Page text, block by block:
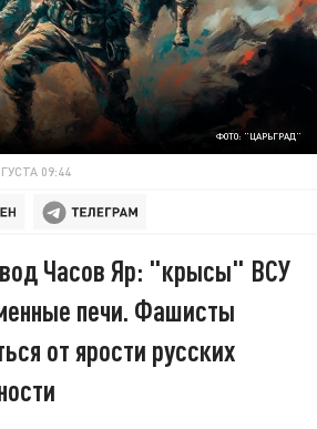
ФОТО: "ЦАРЬГРАД"
09:44
Часов Яр: "крысы" ВСУ
печи. Фашисты
от ярости русских